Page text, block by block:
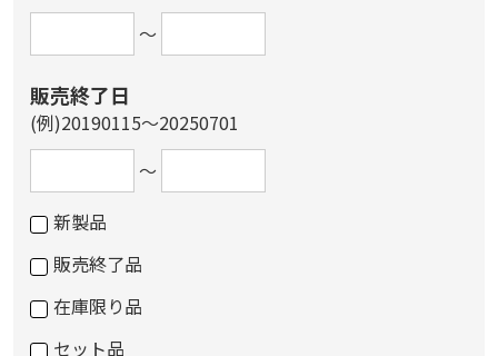
～
販売終了日
(例)20190115～20250701
～
新製品
販売終了品
在庫限り品
セット品